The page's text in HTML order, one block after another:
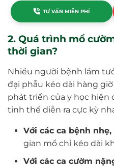
TƯ VẤN MIỄN PHÍ
2. Quá trình mổ
thời gian?
Nhiều người bệnh lầm
đại phẫu kéo dài hàng
phát triển của y học
tinh thể diễn ra cực kỳ
Với các ca bệnh
gian mổ chỉ kéo dài
Với các ca cườm